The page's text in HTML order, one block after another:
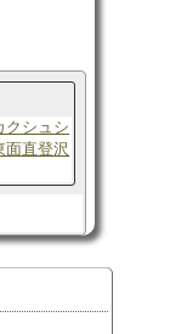
クシュシ
面直登沢